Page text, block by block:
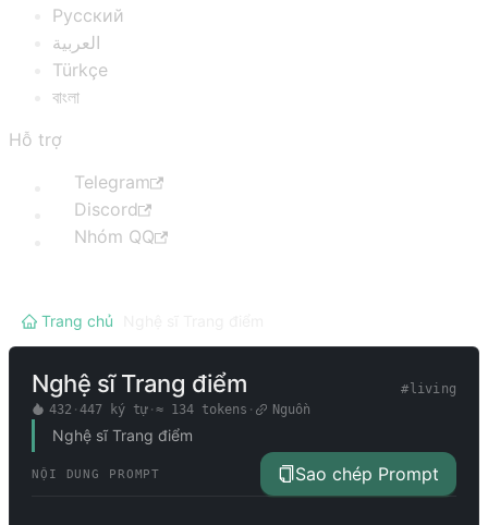
Русский
العربية
Türkçe
বাংলা
Hỗ trợ
Telegram
Discord
Nhóm QQ
Trang chủ
Nghệ sĩ Trang điểm # living
432 · 447 ký tự· ≈ 134tokens · Nguồn
Nghệ sĩ Trang điểm
NỘI DUNG PROMPT Sao chép Prompt